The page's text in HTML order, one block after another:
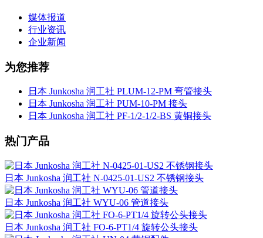
媒体报道
行业资讯
企业新闻
为您推荐
日本 Junkosha 润工社 PLUM-12-PM 弯管接头
日本 Junkosha 润工社 PUM-10-PM 接头
日本 Junkosha 润工社 PF-1/2-1/2-BS 黄铜接头
热门产品
日本 Junkosha 润工社 N-0425-01-US2 不锈钢接头
日本 Junkosha 润工社 WYU-06 管道接头
日本 Junkosha 润工社 FO-6-PT1/4 旋转公头接头